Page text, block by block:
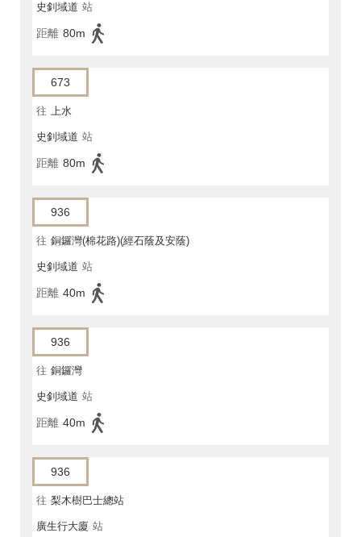
史釗域道 站
距離 80m
673
往 上水
史釗域道 站
距離 80m
936
往 銅鑼灣(棉花路)(經石蔭及安蔭)
史釗域道 站
距離 40m
936
往 銅鑼灣
史釗域道 站
距離 40m
936
往 梨木樹巴士總站
廣生行大廈 站